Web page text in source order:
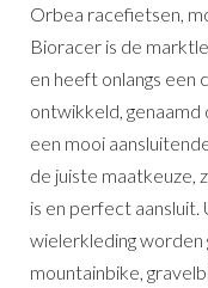
Orbea racefietsen,
Bioracer is de
en heeft onlangs een
ontwikkeld,
een mooi
de juiste maatkeuze,
is en perfect
wielerkleding worden
mountainbike,